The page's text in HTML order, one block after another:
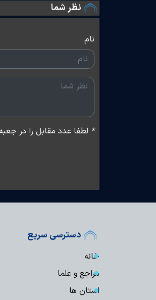
نظر شما
نام
* لطفا عدد مقابل را در
دسترسی سریع
خانه
مراجع و علما
استان ها